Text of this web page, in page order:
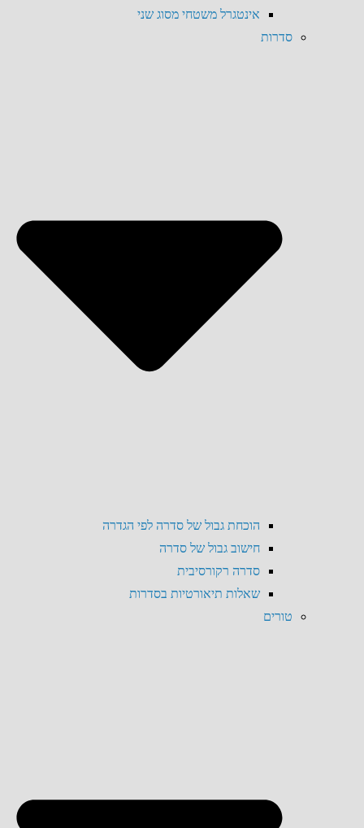
אינטגרל משטחי מסוג שני
סדרות
הוכחת גבול של סדרה לפי הגדרה
חישוב גבול של סדרה
סדרה רקורסיבית
שאלות תיאורטיות בסדרות
טורים